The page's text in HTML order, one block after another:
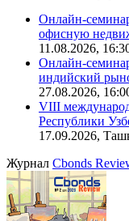
Онлайн-
офисную
11.08.2026,
Онлайн-
индийский
27.08.2026,
VIII
Республики
17.09.2026,
Журнал Cbonds